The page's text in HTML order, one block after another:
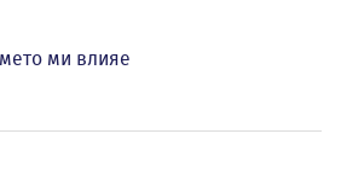
ми влияе